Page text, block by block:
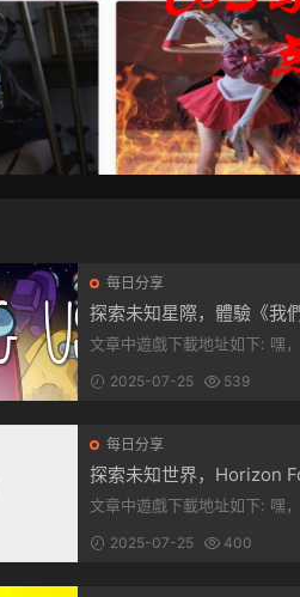
每日分享
探索未知星際，體驗《我
中》PC端全新版本
文章中遊戲下載地址如下: 嘿，看這
入我們遊...
2025-07-25 539
每日分享
探索未知世界，Horizon
en West Complete
文章中遊戲下載地址如下: 嘿，看這
章最後那...
2025-07-25 400